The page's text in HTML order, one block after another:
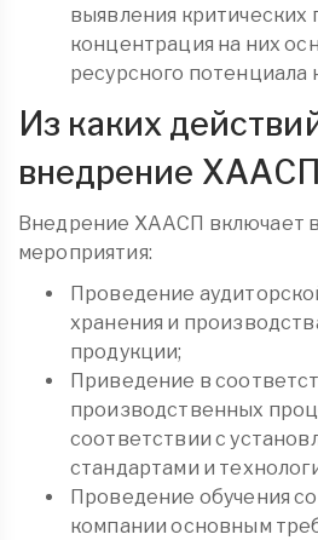
выявления критических
концентрация на них
ресурсного потенциала
Из каких
внедрение
Внедрение ХААСП включает
мероприятия:
Проведение
хранения и
продукции;
Приведение в
производственных
соответствии с
стандартами и
Проведение обучения
компании основным